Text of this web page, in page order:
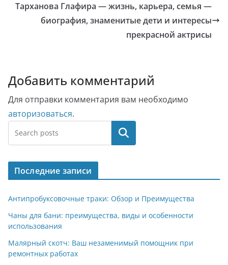
Тарханова Глафира — жизнь, карьера, семья —
биография, знаменитые дети и интересы
прекрасной актрисы
Добавить комментарий
Для отправки комментария вам необходимо
авторизоваться.
Поиск
Последние записи
Антипробуксовочные траки: Обзор и Преимущества
Чаны для бани: преимущества, виды и особенности
использования
Малярный скотч: Ваш незаменимый помощник при
ремонтных работах